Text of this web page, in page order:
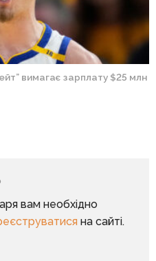
вимагає зарплату $25 млн
вам необхідно
на сайті.